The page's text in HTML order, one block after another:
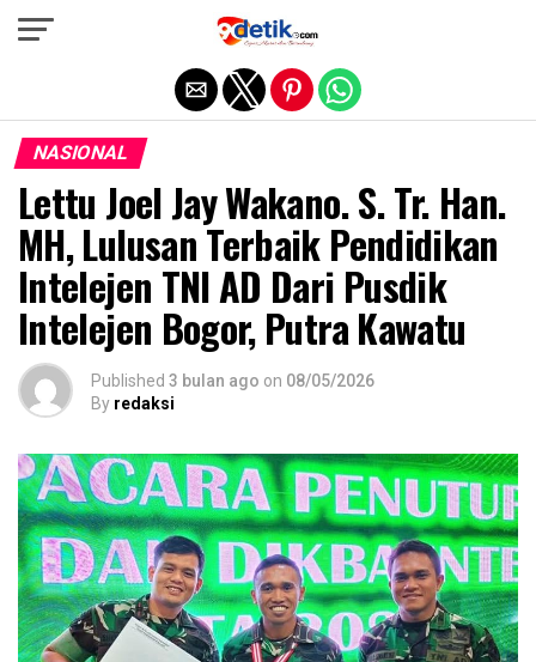
NASIONAL
Lettu Joel Jay Wakano. S. Tr. Han.
MH, Lulusan Terbaik Pendidikan
Intelejen TNI AD Dari Pusdik
Intelejen Bogor, Putra Kawatu
Published 3 bulan ago on 08/05/2026
By redaksi
Exit mobile version